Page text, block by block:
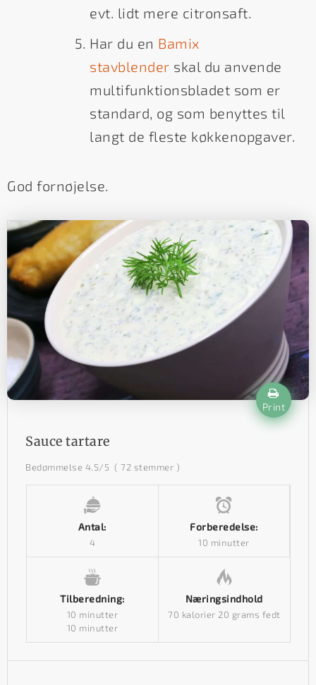
evt. lidt mere citronsaft.
Har du en Bamix
stavblender skal du anvende
multifunktionsbladet som er
standard, og som benyttes til
langt de fleste køkkenopgaver.
God fornøjelse.
Print
Sauce tartare
Bedømmelse 4.5/5 ( 72 stemmer )
Antal:
4
Forberedelse:
10 minutter
Tilberedning:
10 minutter
10 minutter
Næringsindhold
70 kalorier 20 grams fedt